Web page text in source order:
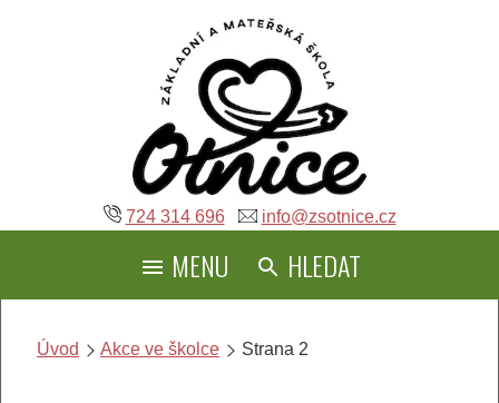
724 314 696 info@zsotnice.cz
MENU HLEDAT
Úvod Akce ve školce Strana 2